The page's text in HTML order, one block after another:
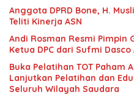
Anggota DPRD Bone, H.
Teliti Kinerja ASN
Andi Rosman Resmi Pimpin
Ketua DPC dari Sufmi Dasco
Buka Pelatihan TOT Paham
Lanjutkan Pelatihan dan
Seluruh Wilayah Saudara